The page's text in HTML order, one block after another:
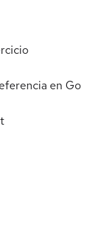
en Go